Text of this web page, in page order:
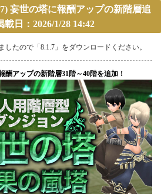
妄世の塔に報酬アップの新階層追
載日：2026/1/28 14:42
たので「8.1.7」をダウンロードください。
アップの新階層31階～40階を追加！